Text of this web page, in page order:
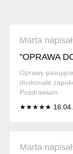
Marta
"OPRAWA
Oprawy
doskonale
Pozdrawiam
★★★★★
Marta